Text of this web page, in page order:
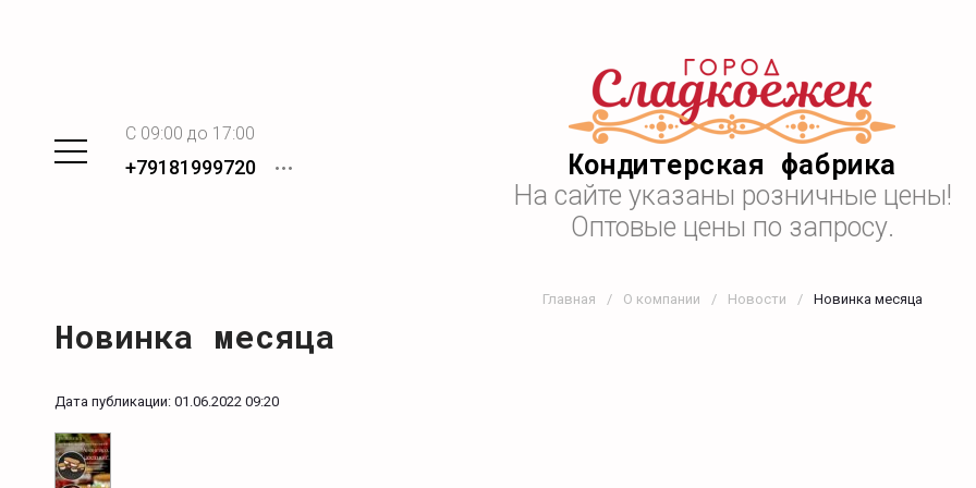
Кондитерская фабрика
На сайте указаны розничные цены!
Оптовые цены по запросу.
C 09:00 до 17:00
+79181999720
Главная / О компании / Новости / Новинка месяца
Новинка месяца
Дата публикации: 01.06.2022 09:20